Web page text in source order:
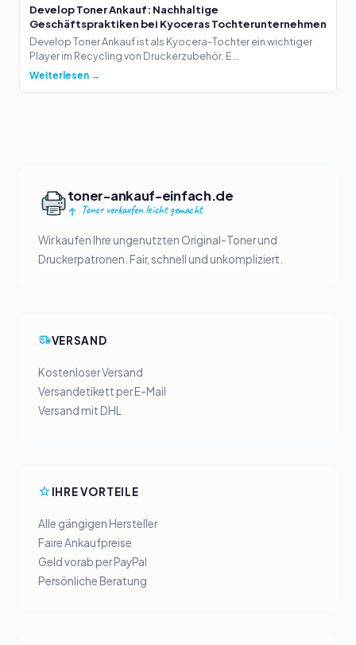
Develop Toner Ankauf: Nachhaltige
Geschäftspraktiken bei Kyoceras Tochterunternehmen
Develop Toner Ankauf ist als Kyocera-Tochter ein wichtiger
Player im Recycling von Druckerzubehör. E...
Weiterlesen →
toner-ankauf-einfach.de
Toner verkaufen leicht gemacht
Wir kaufen Ihre ungenutzten Original-Toner und
Druckerpatronen. Fair, schnell und unkompliziert.
VERSAND
Kostenloser Versand
Versandetikett per E-Mail
Versand mit DHL
IHRE VORTEILE
Alle gängigen Hersteller
Faire Ankaufpreise
Geld vorab per PayPal
Persönliche Beratung